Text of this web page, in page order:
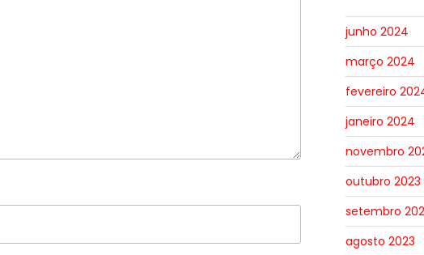
junho 2024
março 2024
fevereiro
janeiro 2024
novembro
outubro 2023
setembro
agosto 2023